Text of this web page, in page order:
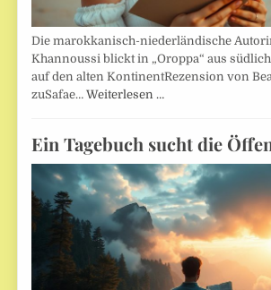
Die marokkanisch-niederländische
Khannoussi blickt in „Oroppa“ aus
auf den alten KontinentRezension von
zuSafae…Weiterlesen …
Ein Tagebuch sucht die